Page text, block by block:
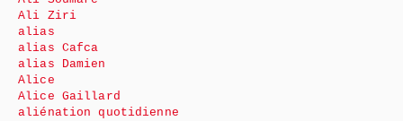
Ali Ziri
alias
alias Cafca
alias Damien
Alice
Alice Gaillard
aliénation quotidienne